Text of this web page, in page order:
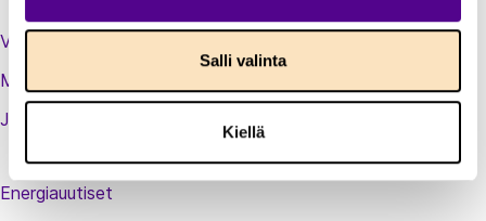
Salli valinta
Kiellä
Vastuullisuusteot
Medialle
Jäsenluettelo
Energiauutiset